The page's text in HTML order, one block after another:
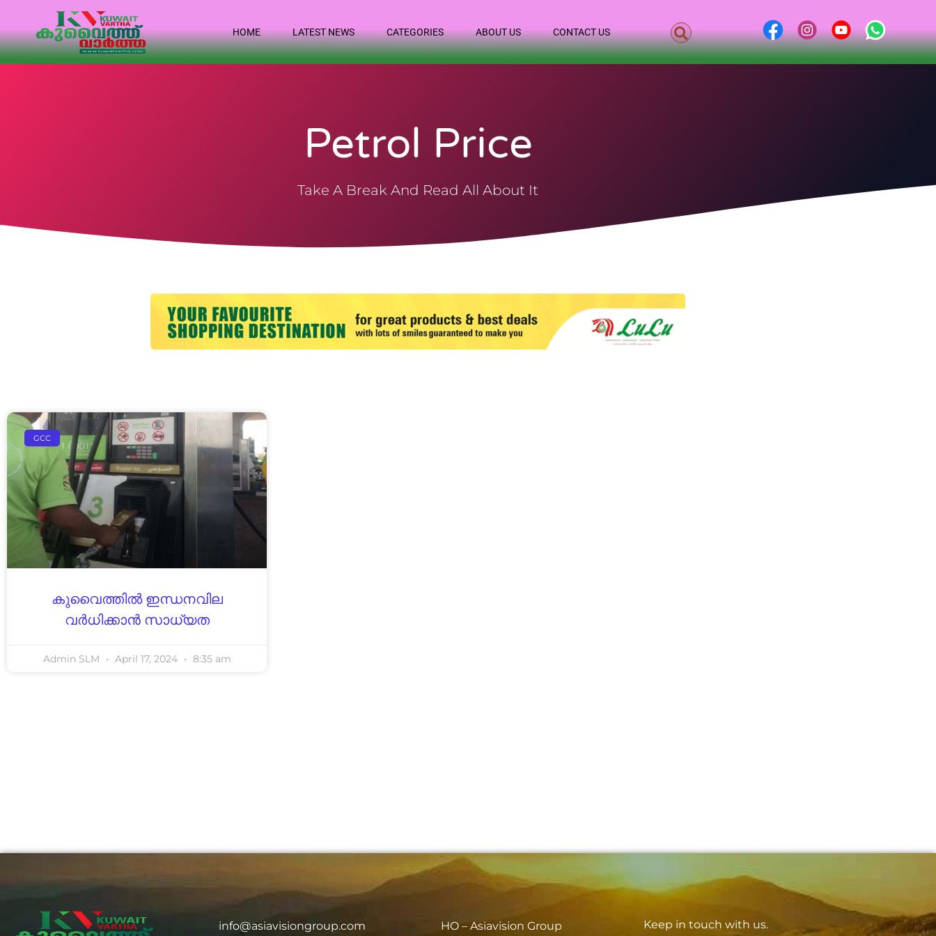
HOME LATEST NEWS CATEGORIES ABOUT US CONTACT US
Petrol Price
Take A Break And Read All About It
GCC
കുവൈത്തിൽ ഇന്ധനവില
വർധിക്കാൻ സാധ്യത
Admin SLM April 17, 2024 8:35 am
info@asiavisiongroup.com HO – Asiavision Group Keep in touch with us.